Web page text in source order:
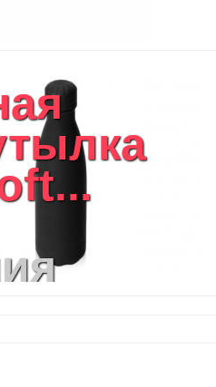
комнаты
доски